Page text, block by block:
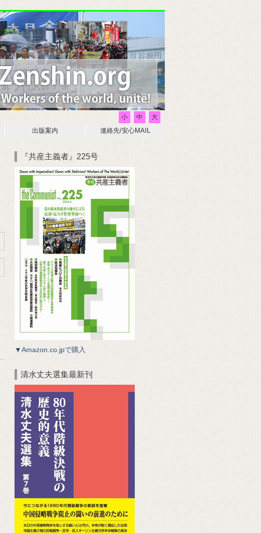
出版案内 連絡先/安心MAIL
小 中 大
『共産主義者』225号
▼Amazon.co.jpで購入
清水丈夫選集最新刊